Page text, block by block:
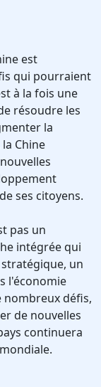
est
qui pourraient
à la fois une
résoudre les
la
Chine
ses citoyens.
pas un
intégrée qui
un
l'économie
nombreux défis,
de nouvelles
continuera